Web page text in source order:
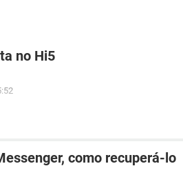
no Hi5
como recuperá-lo